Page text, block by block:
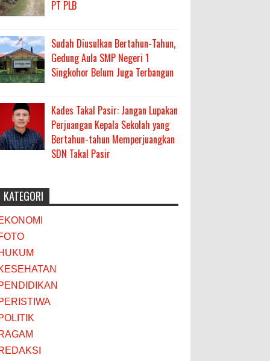
PT PLB
Sudah Diusulkan Bertahun-Tahun,
Gedung Aula SMP Negeri 1
Singkohor Belum Juga Terbangun
Kades Takal Pasir: Jangan Lupakan
Perjuangan Kepala Sekolah yang
Bertahun-tahun Memperjuangkan
SDN Takal Pasir
KATEGORI